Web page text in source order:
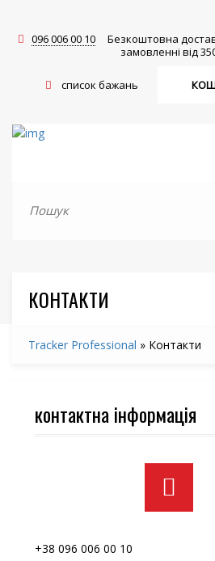
096 006 00 10
Безкоштовна
замовленні від
список бажань
КОНТАКТИ
Tracker Professional » Контакти
контактна інформація
+38 096 006 00 10